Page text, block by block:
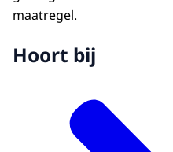
maatregel.
Hoort bij